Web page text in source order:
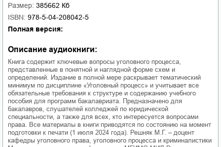
Размер: 385662 Кб
ISBN: 978-5-04-208042-5
Полная версия:
Описание аудиокниги:
Книга содержит ключевые вопросы уголовного процесса,
представленные в понятной и наглядной форме схем и
определений. Издание в полной мере раскрывает тематический
минимум по дисциплине «Уголовный процесс» и учитывает все
обязательные требования к структуре и содержанию учебного
пособия для программ бакалавриата. Предназначено для
бакалавров, слушателей колледжей по юридической
специальности, а также для всех, кто интересуется вопросами
права. Все материалы в книги приводятся по состоянию на момент
подготовки к печати (1 июля 2024 года). Решняк М.Г. – доцент
кафедры уголовного права, уголовного процесса и криминалистики